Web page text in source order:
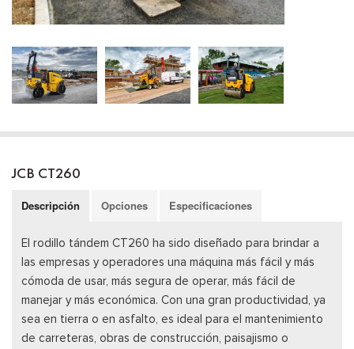
JCB CT260
Descripción Opciones Especificaciones
El rodillo tándem CT260 ha sido diseñado para brindar a
las empresas y operadores una máquina más fácil y más
cómoda de usar, más segura de operar, más fácil de
manejar y más económica. Con una gran productividad, ya
sea en tierra o en asfalto, es ideal para el mantenimiento
de carreteras, obras de construcción, paisajismo o